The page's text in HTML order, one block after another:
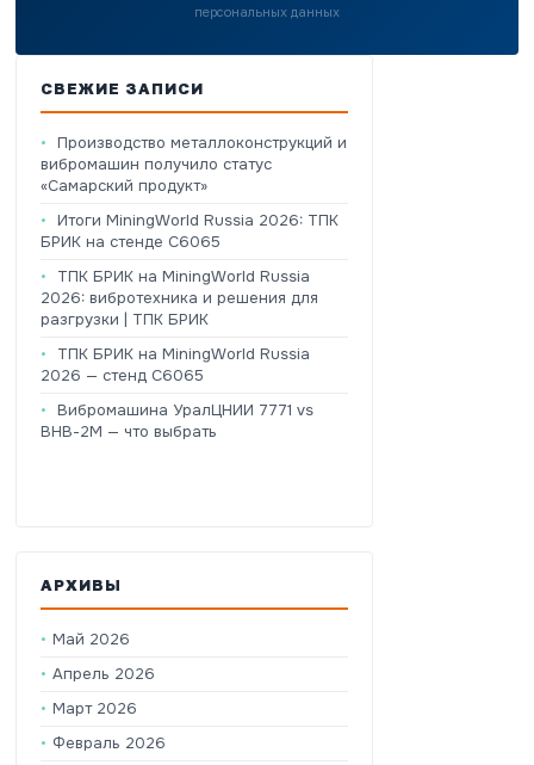
персональных данных
СВЕЖИЕ ЗАПИСИ
Производство металлоконструкций и
вибромашин получило статус
«Самарский продукт»
Итоги MiningWorld Russia 2026: ТПК
БРИК на стенде C6065
ТПК БРИК на MiningWorld Russia
2026: вибротехника и решения для
разгрузки | ТПК БРИК
ТПК БРИК на MiningWorld Russia
2026 — стенд C6065
Вибромашина УралЦНИИ 7771 vs
ВНВ-2М — что выбрать
АРХИВЫ
Май 2026
Апрель 2026
Март 2026
Февраль 2026